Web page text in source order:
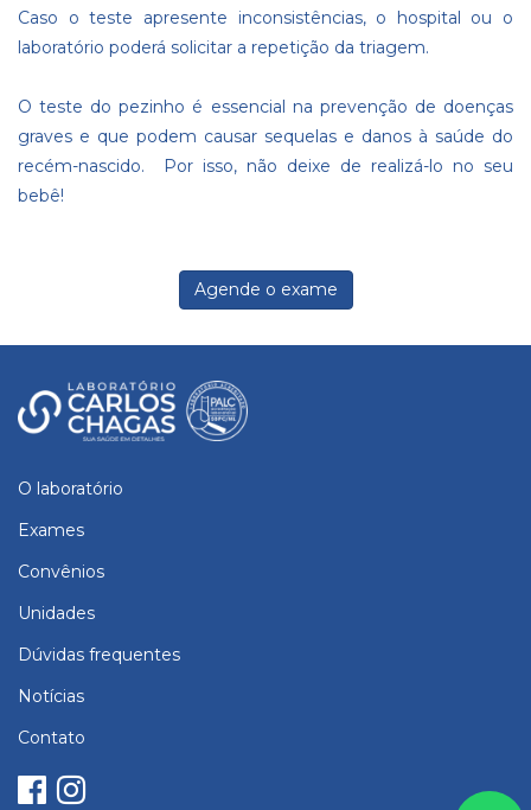
Caso o teste apresente inconsistências, o hospital ou o
laboratório poderá solicitar a repetição da triagem.
O teste do pezinho é essencial na prevenção de doenças
graves e que podem causar sequelas e danos à saúde do
recém-nascido. Por isso, não deixe de realizá-lo no seu
bebê!
Agende o exame
O laboratório
Exames
Convênios
Unidades
Dúvidas frequentes
Notícias
Contato